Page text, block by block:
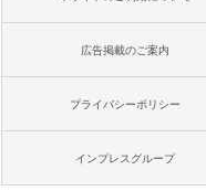
広告掲載のご案内
プライバシーポリシー
インプレスグループ